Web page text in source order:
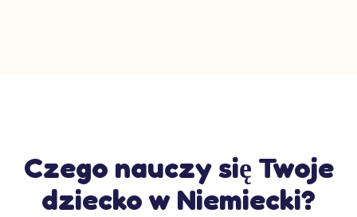
Czego nauczy się Twoje
dziecko w Niemiecki?